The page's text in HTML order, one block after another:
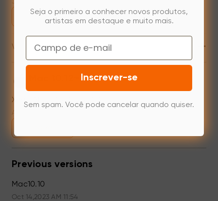
Baixe
Versão anterior +
Mac 10.12~14.2
XPPenMac_3.4.15_240313
Previous versions
Mac10.10
Oct 14,2023 AM 11:54
Seja o primeiro a conhecer novos produtos,
artistas em destaque e muito mais.
Email
Inscrever-se
Sem spam. Você pode cancelar quando quiser.